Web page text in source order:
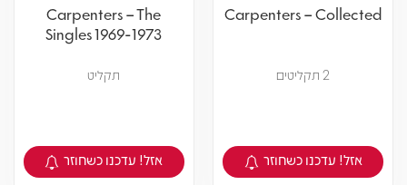
Carpenters – Collected
2 תקליטים
צפיה במוצר
אזל! עדכנו כשחוזר
Carpenters – The
Singles 1969-1973
תקליט
צפיה במוצר
אזל! עדכנו כשחוזר